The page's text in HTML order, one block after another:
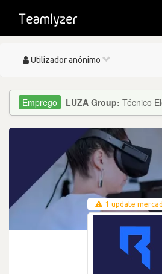
Toggle
Utilizador anónimo
LUZA Group: Técnico
1 update